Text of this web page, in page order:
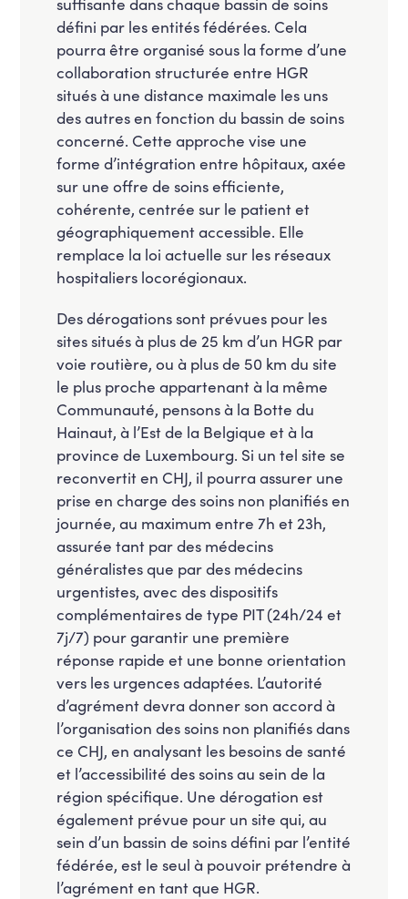
défini par les entités fédérées. Cela
pourra être organisé sous la forme d’une
collaboration structurée entre HGR
situés à une distance maximale les uns
des autres en fonction du bassin de soins
concerné. Cette approche vise une
forme d’intégration entre hôpitaux, axée
sur une offre de soins efficiente,
cohérente, centrée sur le patient et
géographiquement accessible. Elle
remplace la loi actuelle sur les réseaux
hospitaliers locorégionaux.
Des dérogations sont prévues pour les
sites situés à plus de 25 km d’un HGR par
voie routière, ou à plus de 50 km du site
le plus proche appartenant à la même
Communauté, pensons à la Botte du
Hainaut, à l’Est de la Belgique et à la
province de Luxembourg. Si un tel site se
reconvertit en CHJ, il pourra assurer une
prise en charge des soins non planifiés en
journée, au maximum entre 7h et 23h,
assurée tant par des médecins
généralistes que par des médecins
urgentistes, avec des dispositifs
complémentaires de type PIT (24h/24 et
7j/7) pour garantir une première
réponse rapide et une bonne orientation
vers les urgences adaptées. L’autorité
d’agrément devra donner son accord à
l’organisation des soins non planifiés dans
ce CHJ, en analysant les besoins de santé
et l’accessibilité des soins au sein de la
région spécifique. Une dérogation est
également prévue pour un site qui, au
sein d’un bassin de soins défini par l’entité
fédérée, est le seul à pouvoir prétendre à
l’agrément en tant que HGR.